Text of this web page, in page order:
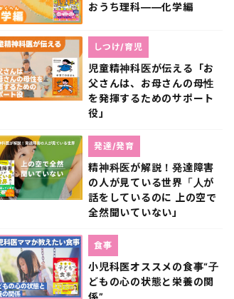
おうち理科――化学編
児童精神科医が伝える「お
父さんは、お母さんの母性
を発揮するためのサポート
役」
しつけ/育児
精神科医が解説！発達障害
の人が見ている世界「人が
話をしているのに 上の空で
全然聞いていない」
発達/発育
小児科医オススメの食事“子
どもの心の状態と栄養の関
係”
食事